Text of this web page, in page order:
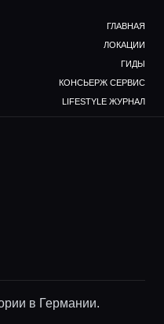
ГЛАВНАЯ
ЛОКАЦИИ
ГИДЫ
КОНСЬЕРЖ СЕРВИС
LIFESTYLE ЖУРНАЛ
в Германии.